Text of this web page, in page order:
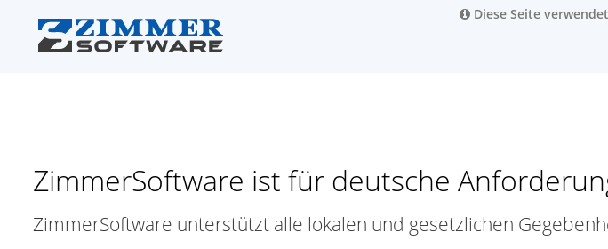
Diese Seite
ZimmerSoftware ist für deutsche
ZimmerSoftware unterstützt alle lokalen und gesetzlichen